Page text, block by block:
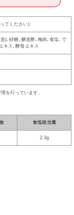
てください)
)､砂糖､醸造酢､梅肉､食塩､で
キス､酵母エキス
を行っています。
食塩相当量
2.3g